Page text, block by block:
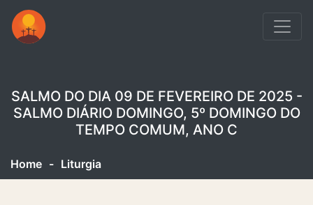
SALMO DO DIA 09 DE FEVEREIRO DE 2025 -
SALMO DIÁRIO DOMINGO, 5º DOMINGO DO
TEMPO COMUM, ANO C
Home - Liturgia